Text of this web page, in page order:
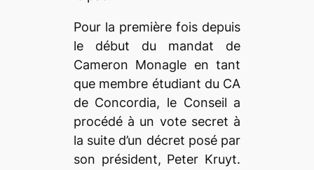
Pour la première fois depuis
le début du mandat de
Cameron Monagle en tant
que membre étudiant du CA
de Concordia, le Conseil a
procédé à un vote secret à
la suite d’un décret posé par
son président, Peter Kruyt.